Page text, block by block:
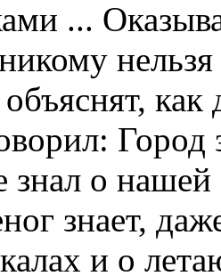
...
как
знал о
знает,
и о